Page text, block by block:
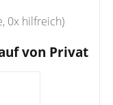
0x hilfreich)
von Privat